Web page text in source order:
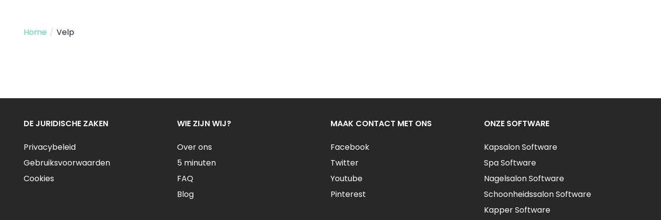
Home / Velp
DE JURIDISCHE ZAKEN
Privacybeleid
Gebruiksvoorwaarden
Cookies
WIE ZIJN WIJ?
Over ons
5 minuten
FAQ
Blog
MAAK CONTACT MET ONS
Facebook
Twitter
Youtube
Pinterest
ONZE SOFTWARE
Kapsalon Software
Spa Software
Nagelsalon Software
Schoonheidssalon Software
Kapper Software